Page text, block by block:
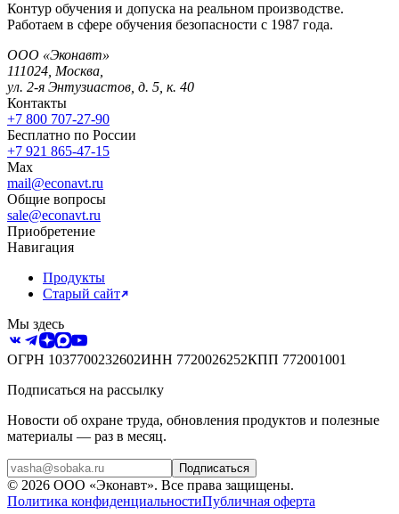
Контур обучения и допуска на реальном производстве.
Работаем в сфере обучения безопасности с 1987 года.
ООО «Эконавт»
111024 Москва
ул. 2-я Энтузиастов, д. 5, к. 40
Контакты
+7 800 707-27-90
Бесплатно по России
+7 921 865-47-15
Max
mail@econavt.ru
Общие вопросы
sale@econavt.ru
Приобретение
Навигация
Продукты
Старый сайт
Мы здесь
ОГРН 1037700232602ИНН 7720026252КПП 772001001
Подписаться на рассылку
Новости об охране труда, обновления продуктов и полезные
материалы — раз в месяц.
Подписаться
© 2026 ООО «Эконавт». Все права защищены.
Политика конфиденциальностиПубличная оферта